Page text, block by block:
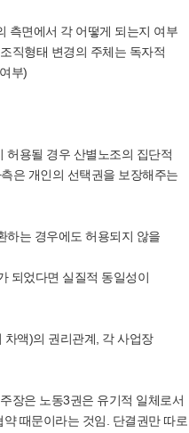
면에서 각 어떻게 되는지 여부
직형태 변경의 주체는 독자적
부)
용될 경우 산별노조의 집단적
은 개인의 선택권을 보장해주는
하는 경우에도 허용되지 않을
되었다면 실질적 동일성이
액)의 권리관계, 각 사업장
장은 노동3권은 유기적 일체로서
때문이라는 것임. 단결권만 따로